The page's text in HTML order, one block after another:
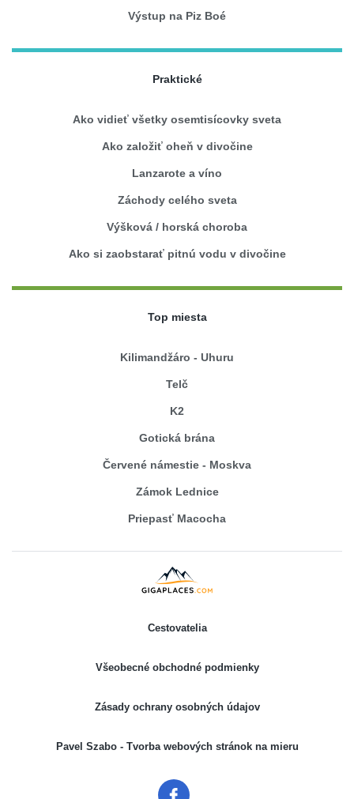
Výstup na Piz Boé
Praktické
Ako vidieť všetky osemtisícovky sveta
Ako založiť oheň v divočine
Lanzarote a víno
Záchody celého sveta
Výšková / horská choroba
Ako si zaobstarať pitnú vodu v divočine
Top miesta
Kilimandžáro - Uhuru
Telč
K2
Gotická brána
Červené námestie - Moskva
Zámok Lednice
Priepasť Macocha
Cestovatelia
Všeobecné obchodné podmienky
Zásady ochrany osobných údajov
Pavel Szabo - Tvorba webových stránok na mieru